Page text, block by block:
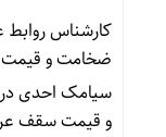
کارشناس
ضخامت و
سیامک احدیدر
و قیمت سقف